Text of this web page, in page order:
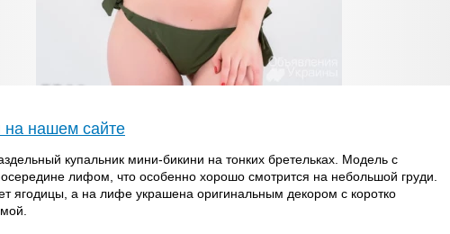
на нашем сайте
купальник мини-бикини на тонких бретельках. Модель с
лифом, что особенно хорошо смотрится на небольшой груди.
ягодицы, а на лифе украшена оригинальным декором с коротко